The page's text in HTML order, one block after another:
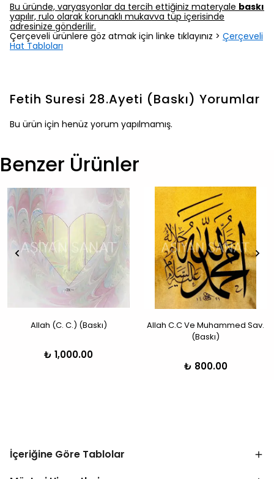
Bu üründe, varyasyonlar da tercih ettiğiniz materyale baskı
yapılır, rulo olarak korunaklı mukavva tüp içerisinde
adresinize gönderilir.
Çerçeveli ürünlere göz atmak için linke tıklayınız > Çerçeveli
Hat Tabloları
Fetih Suresi 28.Ayeti (Baskı) Yorumlar
Bu ürün için henüz yorum yapılmamış.
Benzer Ürünler
Allah (C. C.) (Baskı)
₺ 1,000.00
Allah C.C Ve Muhammed Sav.
(Baskı)
₺ 800.00
İçeriğine Göre Tablolar